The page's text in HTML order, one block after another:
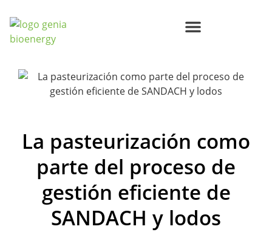
La pasteurización como
parte del proceso de
gestión eficiente de
SANDACH y lodos